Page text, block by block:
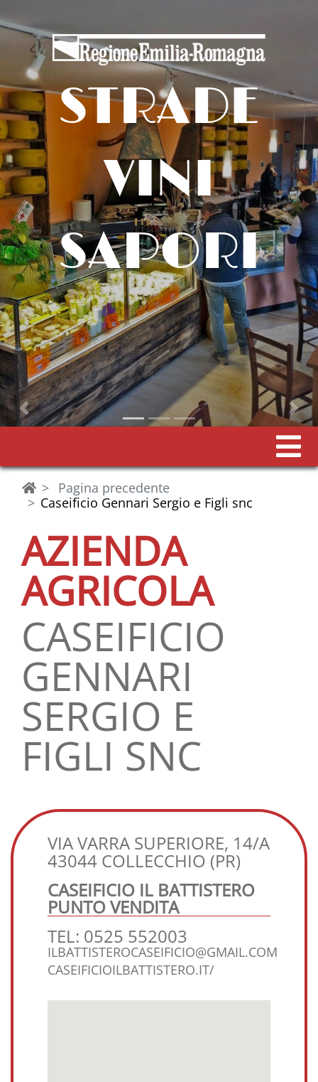
STRADE
VINI
SAPORI
Precedente
Pagina precedente
Caseificio Gennari Sergio e Figli snc
AZIENDA
AGRICOLA
CASEIFICIO
GENNARI
SERGIO E
FIGLI SNC
VIA VARRA SUPERIORE, 14/A
43044 COLLECCHIO (PR)
CASEIFICIO IL BATTISTERO
PUNTO VENDITA
TEL: 0525 552003
ILBATTISTEROCASEIFICIO@GMAIL.COM
CASEIFICIOILBATTISTERO.IT/